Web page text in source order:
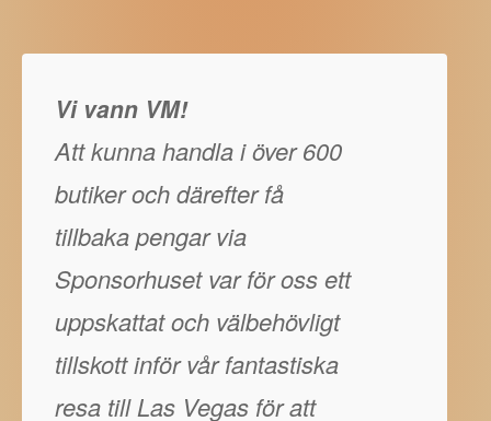
Vi vann VM!
Att kunna handla i över 600
butiker och därefter få
tillbaka pengar via
Sponsorhuset var för oss ett
uppskattat och välbehövligt
tillskott inför vår fantastiska
resa till Las Vegas för att